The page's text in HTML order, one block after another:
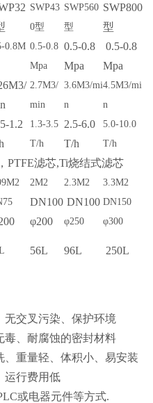
SWP43
0型
SWP560
型
SWP800
型
0.8M 0.5-0.8
Mpa
0.5-0.8
Mpa
0.5-0.8
Mpa
2.7M3/
min
3.6M3/mi
n
4.5M3/mi
n
1.2
1.3-3.5
T/h
2.5-6.0
T/h
5.0-10.0
T/h
PTFE滤芯,Ti烧结式滤芯
2M2 2.3M2 3.3M2
DN100 DN100 DN150
φ200 φ250 φ300
56L 96L 250L
交叉污染、保护环境
、耐腐蚀的密封材料
重量轻、体积小、易安装
运行费用低
或电器元件等方式.